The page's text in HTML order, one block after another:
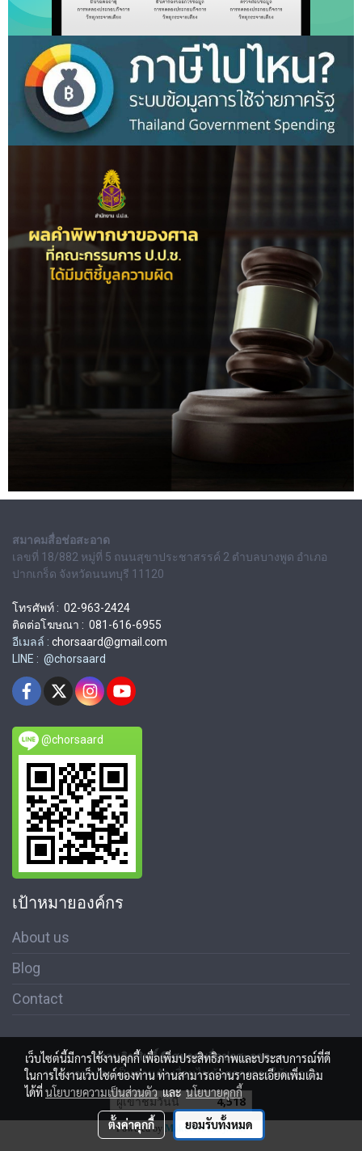
สมาคมสื่อช่อสะอาด
เลขที่ 18/882 หมู่ที่ 5 ถนนสุขาประชาสรรค์ 2 ตำบลบางพูด อำเภอ
ปากเกร็ด จังหวัดนนทบุรี 11120
โทรศัพท์ : 02-963-2424
ติดต่อโฆษณา : 081-616-6955
อีเมลล์ : chorsaard@gmail.com
LINE : @chorsaard
@chorsaard
เป้าหมายองค์กร
About us
Blog
Contact
สงวนลิขสิทธิ์ © สมาคมสื่อช่อสะอาด
นโนบายความเป็นส่วนตัว เงื่อนไขข้อตกลงการใช้บริการ
ผู้เข้าชมวันนี้ 4,518
Powered by MakeWebEasy.com
เว็บไซต์นี้มีการใช้งานคุกกี้ เพื่อเพิ่มประสิทธิภาพและประสบการณ์ที่ดี
ในการใช้งานเว็บไซต์ของท่าน ท่านสามารถอ่านรายละเอียดเพิ่มเติม
ได้ที่นโยบายความเป็นส่วนตัวและนโยบายคุกกี้
ตั้งค่าคุกกี้ ยอมรับทั้งหมด